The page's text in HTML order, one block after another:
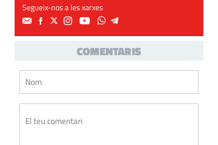
Segueix-nos a les xarxes
COMENTARIS